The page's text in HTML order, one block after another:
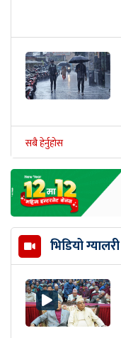
सबै हेर्नुहोस
भिडियो ग्यालरी